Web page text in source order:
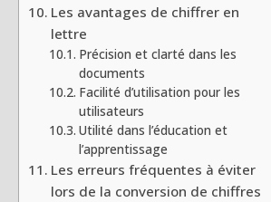
Les avantages de chiffrer en
lettre
Précision et clarté dans les
documents
Facilité d’utilisation pour les
utilisateurs
Utilité dans l’éducation et
l’apprentissage
Les erreurs fréquentes à éviter
lors de la conversion de chiffres